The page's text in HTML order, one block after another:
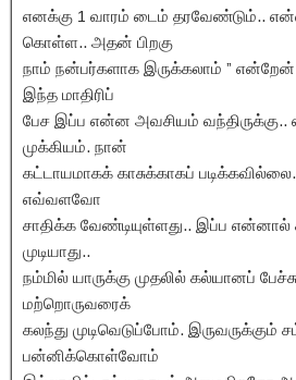
எனக்கு 1 வாரம் டைம் தரவேண்டும்..
கொள்ள.. அதன் பிறகு
நாம் நன்பர்களாக இருக்கலாம் ”
இந்த மாதிரிப்
பேச இப்ப என்ன அவசியம்
முக்கியம். நான்
கட்டாயமாகக் காசுக்காகப்
எவ்வளவோ
சாதிக்க வேண்டியுள்ளது.. இப்ப என்னால்
முடியாது..
நம்மில் யாருக்கு முதலில் கல்யானப்
மற்றொருவரைக்
கலந்து முடிவெடுப்போம். இருவருக்கும்
பன்னிக்கொள்வோம்